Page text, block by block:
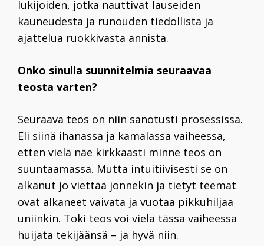
lukijoiden, jotka nauttivat lauseiden
kauneudesta ja runouden tiedollista ja
ajattelua ruokkivasta annista.
Onko sinulla suunnitelmia seuraavaa
teosta varten?
Seuraava teos on niin sanotusti prosessissa.
Eli siinä ihanassa ja kamalassa vaiheessa,
etten vielä näe kirkkaasti minne teos on
suuntaamassa. Mutta intuitiivisesti se on
alkanut jo viettää jonnekin ja tietyt teemat
ovat alkaneet vaivata ja vuotaa pikkuhiljaa
uniinkin. Toki teos voi vielä tässä vaiheessa
huijata tekijäänsä – ja hyvä niin.